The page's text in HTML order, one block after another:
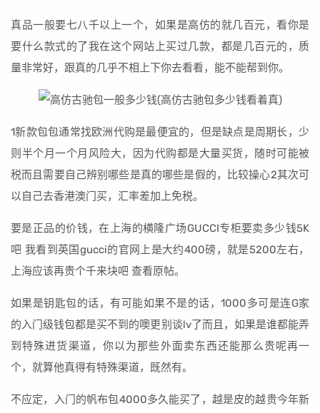
真品一般要七八千以上一个，如果是高仿的就几百元，看你是
要什么款式的了我在这个网站上买过几款，都是几百元的，质
量非常好，跟真的几乎不相上下你去看看，能不能帮到你。
1新款包包通常找欧洲代购是最便宜的，但是缺点是周期长，少
则半个月一个月风险大，因为代购都是大量买货，随时可能被
税而且需要自己辨别哪些是真的哪些是假的，比较操心2其次可
以自己去香港澳门买，汇率差加上免税。
要是正品的价钱，在上海的横隆广场GUCCI专柜要卖多少钱5K
吧 我看到英国gucci的官网上是大约400磅，就是5200左右，
上海应该再贵个千来块吧 查看原帖。
如果是钥匙包的话，有可能如果不是的话，1000多可是连G家
的入门级钱包都是买不到的噢更别谈lv了而且，如果是谁都能弄
到特殊进货渠道，你以为那些外面卖东西还能那么贵呢再一
个，就算他真得有特殊渠道，既然有。
不应定，入门的帆布包4000多久能买了，越是皮的越贵今年新